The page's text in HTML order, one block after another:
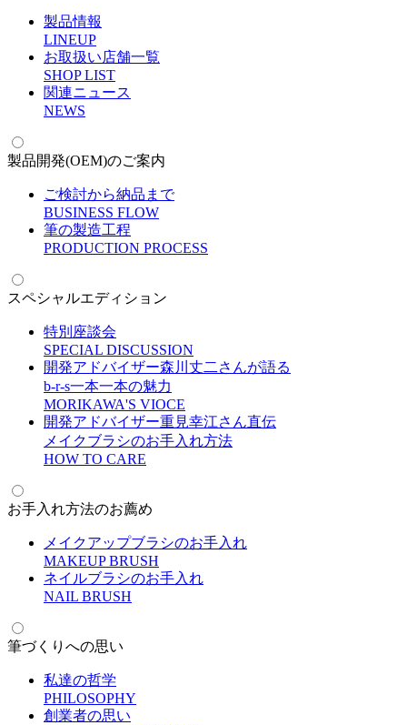
製品情報
LINEUP
お取扱い店舗一覧
SHOP LIST
関連ニュース
NEWS
製品開発(OEM)のご案内
ご検討から納品まで
BUSINESS FLOW
筆の製造工程
PRODUCTION PROCESS
スペシャルエディション
特別座談会
SPECIAL DISCUSSION
開発アドバイザー森川丈二さんが語る
b-r-s一本一本の魅力
MORIKAWA'S VIOCE
開発アドバイザー重見幸江さん直伝
メイクブラシのお手入れ方法
HOW TO CARE
お手入れ方法のお薦め
メイクアップブラシのお手入れ
MAKEUP BRUSH
ネイルブラシのお手入れ
NAIL BRUSH
筆づくりへの思い
私達の哲学
PHILOSOPHY
創業者の思い